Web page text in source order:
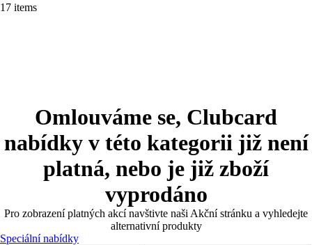
17 items
Omlouváme se, Clubcard
nabídky v této kategorii již není
platná, nebo je již zboží
vyprodáno
Pro zobrazení platných akcí navštivte naši Akční stránku a vyhledejte
alternativní produkty
Speciální nabídky